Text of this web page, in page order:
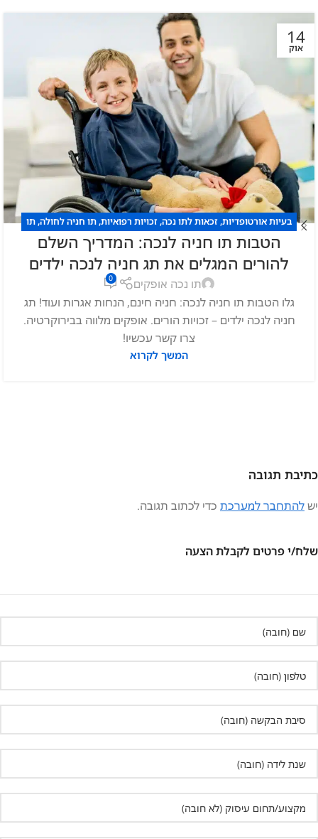
14
אוק
בעיות אורטופדיות,זכאות לתו נכה,זכויות רפואיות,תו חניה לחולה,תו
חניה לנכה,תו נכה
הטבות תו חניה לנכה: המדריך השלם
להורים המגלים את תג חניה לנכה ילדים
תו נכה אופקים 0
גלו הטבות תו חניה לנכה: חניה חינם, הנחות אגרות ועוד! תג
חניה לנכה ילדים – זכויות הורים. אופקים מלווה בבירוקרטיה.
צרו קשר עכשיו!
המשך לקרוא
כתיבת תגובה
ישלהתחבר למערכת כדי לכתוב תגובה.
שלח/י פרטים לקבלת הצעה